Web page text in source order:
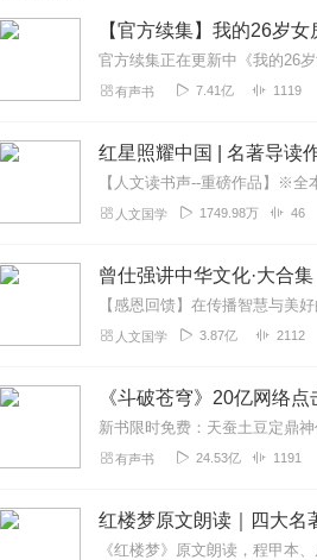
【官方续集】我的26岁
有声书 7.41亿 1119
红星照耀中国 | 名著导读
人文国学 1749.98万 46
曾仕强讲中华文化·大合
人文国学 3.87亿 2112
《斗破苍穹》20亿网络
有声书 24.53亿 1191
红楼梦原文朗读｜四大名